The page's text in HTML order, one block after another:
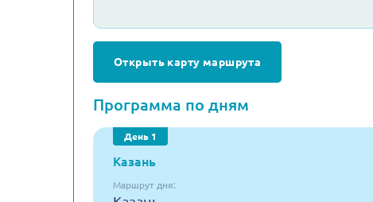
Открыть карту маршрута
Программа по дням
День 1
Казань
Маршрут дня: